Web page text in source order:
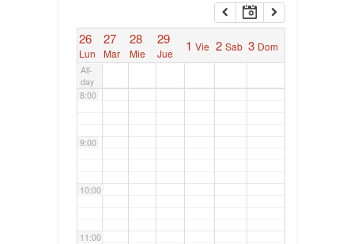
26
Lun
27
Mar
28
Mie
29
Jue 1 Vie 2 Sab 3 Dom
All-
day
7:00
8:00
9:00
10:00
11:00